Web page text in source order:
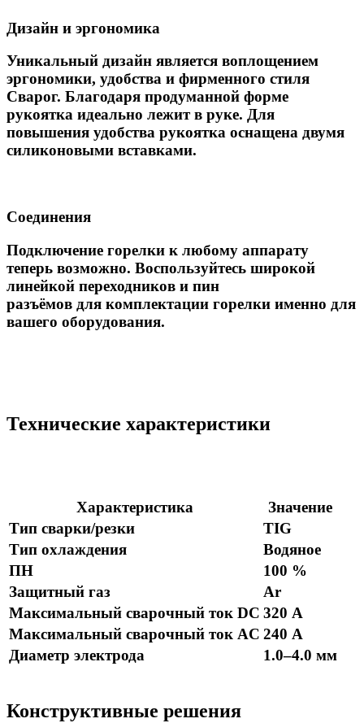
Дизайн и эргономика
Уникальный дизайн является воплощением
эргономики, удобства и фирменного стиля
Сварог. Благодаря продуманной форме
рукоятка идеально лежит в руке. Для
повышения удобства рукоятка оснащена двумя
силиконовыми вставками.
Соединения
Подключение горелки к любому аппарату
теперь возможно. Воспользуйтесь широкой
линейкой переходников и пин
разъёмов для комплектации горелки именно для
вашего оборудования.
Технические характеристики
Характеристика
Значение
Тип сварки/резки
TIG
Тип охлаждения
Водяное
ПН
100 %
Защитный газ
Ar
Максимальный сварочный ток DC 320 А
Максимальный сварочный ток AC 240 А
Диаметр электрода
1.0–4.0 мм
Конструктивные решения